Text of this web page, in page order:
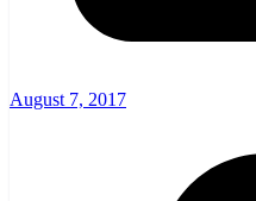
August 7, 2017